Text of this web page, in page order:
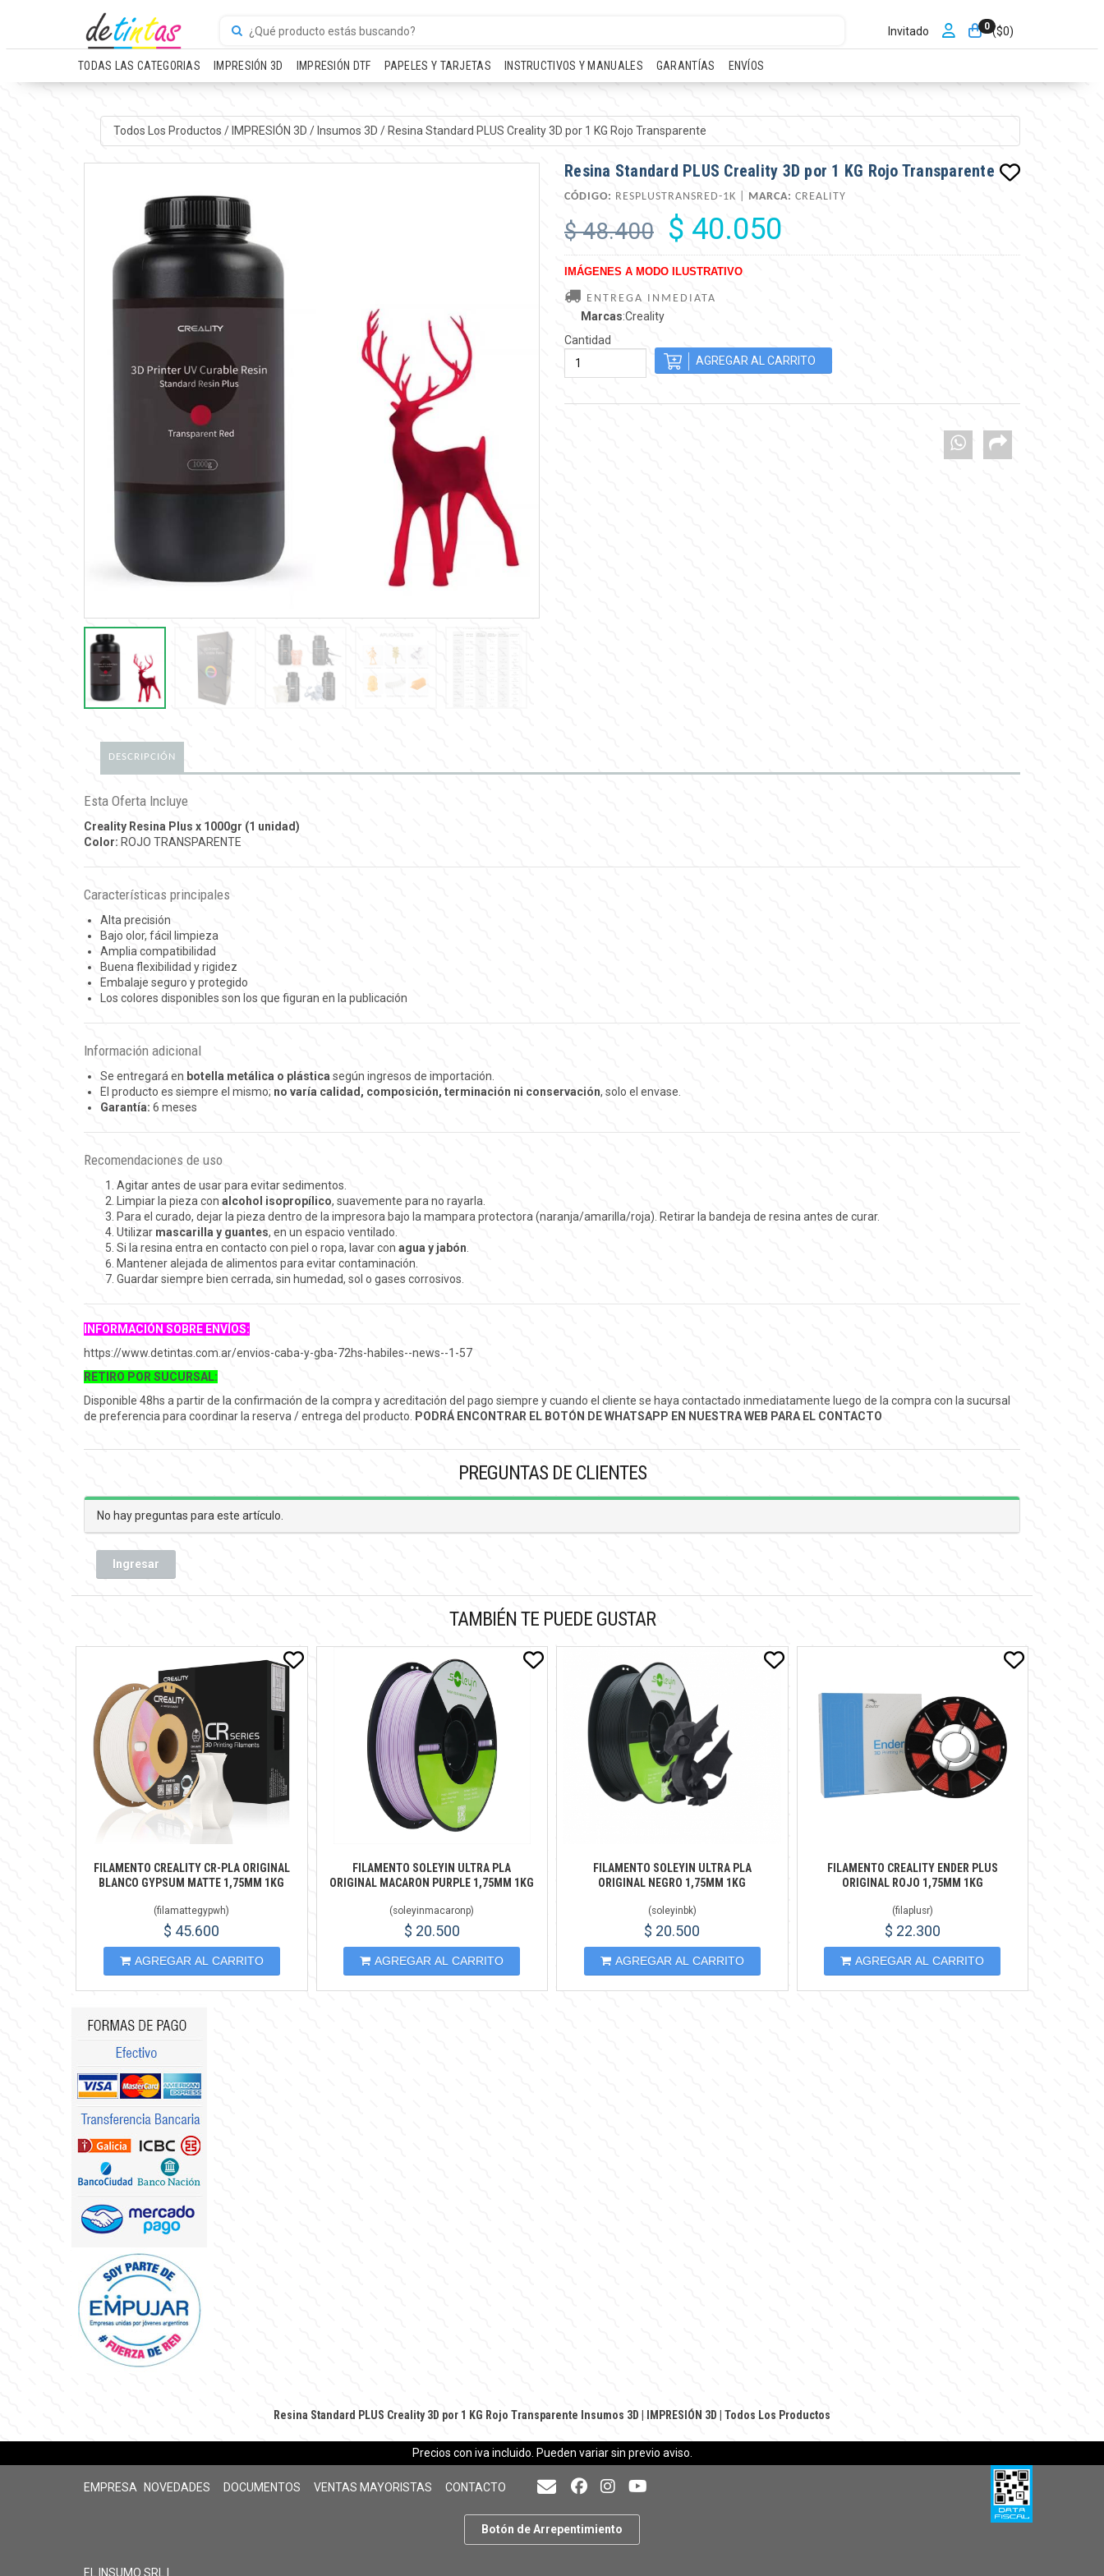
Invitado 0 ($0)
TODAS LAS CATEGORIAS IMPRESIÓN 3D IMPRESIÓN DTF PAPELES Y TARJETAS INSTRUCTIVOS Y MANUALES GARANTÍAS ENVÍOS
Todos Los Productos / IMPRESIÓN 3D / Insumos 3D / Resina Standard PLUS Creality 3D por 1 KG Rojo Transparente
Resina Standard PLUS Creality 3D por 1 KG Rojo Transparente
CÓDIGO: RESPLUSTRANSRED-1K | MARCA: CREALITY
$ 48.400 $ 40.050
IMÁGENES A MODO ILUSTRATIVO
ENTREGA INMEDIATA
Marcas:Creality
Cantidad
DESCRIPCIÓN
Esta Oferta Incluye
Creality Resina Plus x 1000gr (1 unidad)
Color: ROJO TRANSPARENTE
Características principales
Alta precisión
Bajo olor, fácil limpieza
Amplia compatibilidad
Buena flexibilidad y rigidez
Embalaje seguro y protegido
Los colores disponibles son los que figuran en la publicación
Información adicional
Se entregará en botella metálica o plástica según ingresos de importación.
El producto es siempre el mismo; no varía calidad, composición, terminación ni conservación, solo el envase.
Garantía: 6 meses
Recomendaciones de uso
Agitar antes de usar para evitar sedimentos.
Limpiar la pieza con alcohol isopropílico, suavemente para no rayarla.
Para el curado, dejar la pieza dentro de la impresora bajo la mampara protectora (naranja/amarilla/roja). Retirar la bandeja de resina antes de curar.
Utilizar mascarilla y guantes, en un espacio ventilado.
Si la resina entra en contacto con piel o ropa, lavar con agua y jabón
Mantener alejada de alimentos para evitar contaminación.
Guardar siempre bien cerrada, sin humedad, sol o gases corrosivos.
INFORMACIÓN SOBRE ENVÍOS:
https://www.detintas.com.ar/envios-caba-y-gba-72hs-habiles--news--1-57
RETIRO POR SUCURSAL:
Disponible 48hs a partir de la confirmación de la compra y acreditación del pago siempre y cuando el cliente se haya contactado inmediatamente luego de la compra con la sucursal
de preferencia para coordinar la reserva / entrega del producto.
PODRÁ ENCONTRAR EL BOTÓN DE WHATSAPP EN NUESTRA WEB PARA EL CONTACTO
PREGUNTAS DE CLIENTES
No hay preguntas para este artículo.
Ingresar
TAMBIÉN TE PUEDE GUSTAR
FILAMENTO CREALITY CR-PLA ORIGINAL
BLANCO GYPSUM MATTE 1,75MM 1KG
(filamattegypwh)
$ 45.600
AGREGAR AL CARRITO
FILAMENTO SOLEYIN ULTRA PLA
ORIGINAL MACARON PURPLE 1,75MM 1KG
(soleyinmacaronp)
$ 20.500
AGREGAR AL CARRITO
FILAMENTO SOLEYIN ULTRA PLA
ORIGINAL NEGRO 1,75MM 1KG
(soleyinbk)
$ 20.500
AGREGAR AL CARRITO
FILAMENTO CREALITY ENDER PLUS
ORIGINAL ROJO 1,75MM 1KG
(filaplusr)
$ 22.300
AGREGAR AL CARRITO
Resina Standard PLUS Creality 3D por 1 KG Rojo Transparente Insumos 3D IMPRESIÓN 3D Todos Los Productos
Precios con iva incluido. Pueden variar sin previo aviso.
EMPRESA NOVEDADES DOCUMENTOS VENTAS MAYORISTAS CONTACTO
Botón de Arrepentimiento
EL INSUMO SRL |